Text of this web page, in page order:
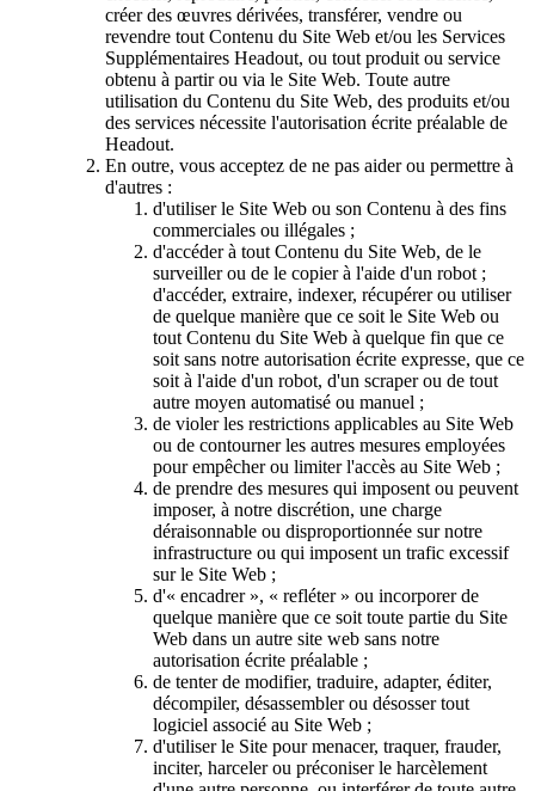
créer des œuvres dérivées, transférer, vendre ou
revendre tout Contenu du Site Web et/ou les Services
Supplémentaires Headout, ou tout produit ou service
obtenu à partir ou via le Site Web. Toute autre
utilisation du Contenu du Site Web, des produits et/ou
des services nécessite l'autorisation écrite préalable de
Headout.
En outre, vous acceptez de ne pas aider ou permettre à
d'autres :
d'utiliser le Site Web ou son Contenu à des fins
commerciales ou illégales ;
d'accéder à tout Contenu du Site Web, de le
surveiller ou de le copier à l'aide d'un robot ;
d'accéder, extraire, indexer, récupérer ou utiliser
de quelque manière que ce soit le Site Web ou
tout Contenu du Site Web à quelque fin que ce
soit sans notre autorisation écrite expresse, que ce
soit à l'aide d'un robot, d'un scraper ou de tout
autre moyen automatisé ou manuel ;
de violer les restrictions applicables au Site Web
ou de contourner les autres mesures employées
pour empêcher ou limiter l'accès au Site Web ;
de prendre des mesures qui imposent ou peuvent
imposer, à notre discrétion, une charge
déraisonnable ou disproportionnée sur notre
infrastructure ou qui imposent un trafic excessif
sur le Site Web ;
d'« encadrer », « refléter » ou incorporer de
quelque manière que ce soit toute partie du Site
Web dans un autre site web sans notre
autorisation écrite préalable ;
de tenter de modifier, traduire, adapter, éditer,
décompiler, désassembler ou désosser tout
logiciel associé au Site Web ;
d'utiliser le Site pour menacer, traquer, frauder,
inciter, harceler ou préconiser le harcèlement